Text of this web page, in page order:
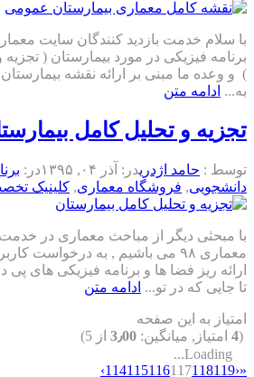
برنامه فیزیکی در مورد بیمارستان (
) و وعده ما مبنی بر ارائه نقشه
به... ادامه متن
تجزیه و تحلیل کامل
توسط : حامد اژدریدر: آذر ۰۴, ۱۳۹۵ در:
دانشجویی, فروشگاه معماری, کلینیک
با مبحثی دیگر از مباحث معماری در
معماری ۹۸ می باشیم , به
ارائه ریز فضا ها و برنامه فیزیکی های
تا جایی که در تو... ادامه متن
امتیاز به این صفحه
(
4 امتیاز, میانگین: 3٫00 از 5)
Loading...
«
‹
114115116117118119
›